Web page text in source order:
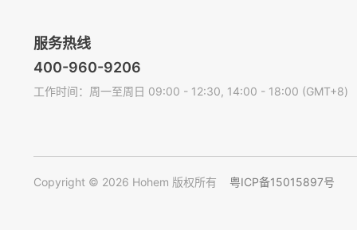
服务热线
400-960-9206
工作时间：周一至周日 09:00 - 12:30, 14:00 - 18:00 (GMT+8)
Copyright © 2026 Hohem 版权所有 粤ICP备15015897号